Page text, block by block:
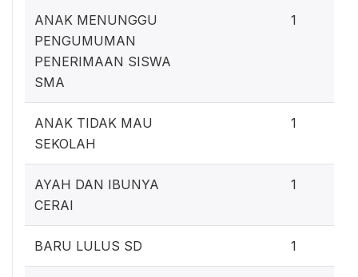
ANAK MENUNGGU
PENGUMUMAN
PENERIMAAN SISWA
SMA
1
ANAK TIDAK MAU
SEKOLAH
1
AYAH DAN IBUNYA
CERAI
1
BARU LULUS SD 1